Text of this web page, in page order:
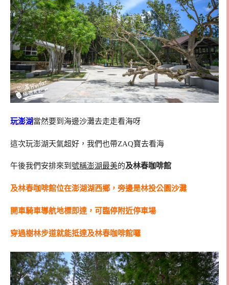
玩澎湖當然要到海邊沙灘去走走看海呀
這次玩澎湖天氣超好，我們也帶ZAQ寶去看海
午後我們安排來到 號稱澎湖最美的及林春咖啡館
及林春咖啡館位在澎湖湖西鄉，旁邊是林投公園沙灘
開車騎車導航地標即達，可臨停附近停車場
穿過樹林步道就能抵達及林春咖啡館囉